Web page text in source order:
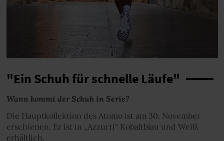
"Ein Schuh für schnelle Läufe"
Wann kommt der Schuh in Serie?
Die Hauptkollektion des Atomo ist am 30. November
erschienen. Er ist in „Azzurri“ Kobaltblau und Weiß
erhältlich.